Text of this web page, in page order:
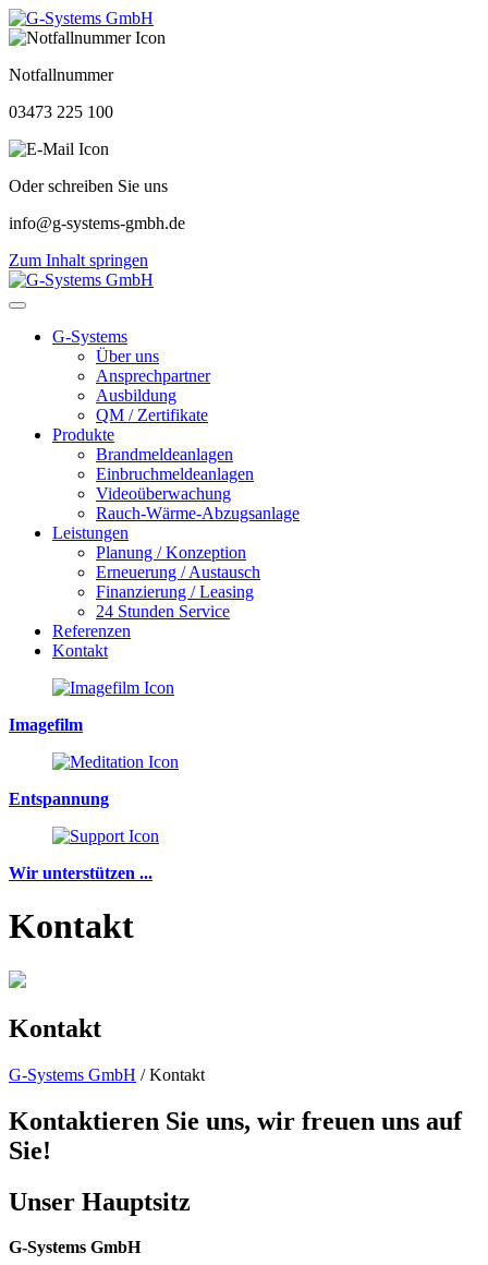
Notfallnummer
03473 225 100
Oder schreiben Sie uns
info@g-systems-gmbh.de
Zum Inhalt springen
G-Systems
Über uns
Ansprechpartner
Ausbildung
QM / Zertifikate
Produkte
Brandmeldeanlagen
Einbruchmeldeanlagen
Videoüberwachung
Rauch-Wärme-Abzugsanlage
Leistungen
Planung / Konzeption
Erneuerung / Austausch
Finanzierung / Leasing
24 Stunden Service
Referenzen
Kontakt
Imagefilm
Entspannung
Wir unterstützen ...
Kontakt
Kontakt
G-Systems GmbH / Kontakt
Kontaktieren Sie uns, wir freuen uns auf
Sie!
Unser Hauptsitz
G-Systems GmbH